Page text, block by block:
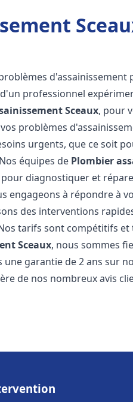
professionnel
Sceaux, pour
problèmes
urgents, que ce soit
équipes de Plombier
diagnostiquer et
engageons à répondre à
des interventions
tarifs sont compétitifs
Sceaux, nous sommes
garantie de 2 ans sur
de nos nombreux avis